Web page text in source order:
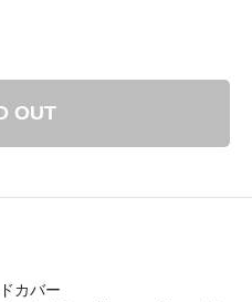
OUT
カバー